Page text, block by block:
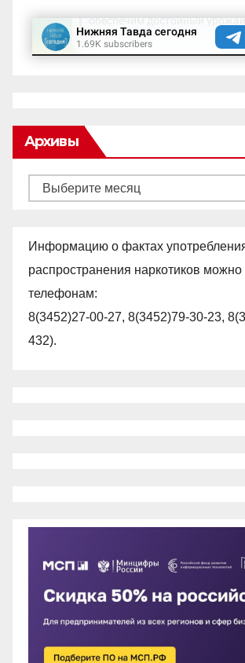
Архивы
Архивы
Информацию о фактах
распространения наркотиков
телефонам:
8(3452)27-00-27, 8(3452)79-30-23,
432).